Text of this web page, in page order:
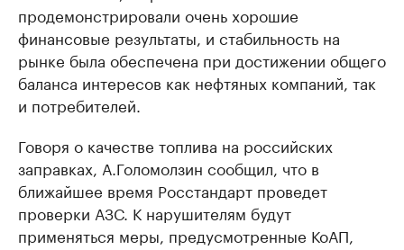
продемонстрировали очень хорошие
финансовые результаты, и стабильность на
рынке была обеспечена при достижении общего
баланса интересов как нефтяных компаний, так
и потребителей.
Говоря о качестве топлива на российских
заправках, А.Голомолзин сообщил, что в
ближайшее время Росстандарт проведет
проверки АЗС. К нарушителям будут
применяться меры, предусмотренные КоАП,